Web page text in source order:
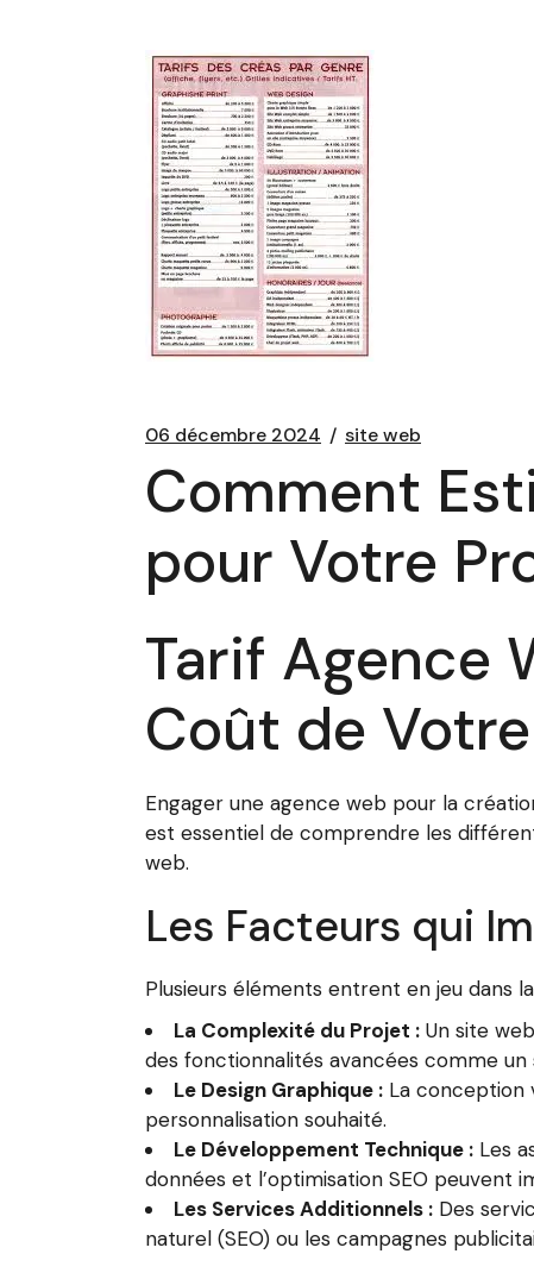
06 décembre 2024 site web
Comment
pour Votre
Tarif Agence
Coût de
Engager une agence web pour la
est essentiel de comprendre les
web.
Les Facteurs qui
Plusieurs éléments entrent en jeu dans
La Complexité du Projet : Un site
des fonctionnalités avancées comme
Le Design Graphique : La conception
personnalisation souhaité.
Le Développement Technique : Les
données et l’optimisation SEO peuvent
Les Services Additionnels : Des
naturel (SEO) ou les campagnes